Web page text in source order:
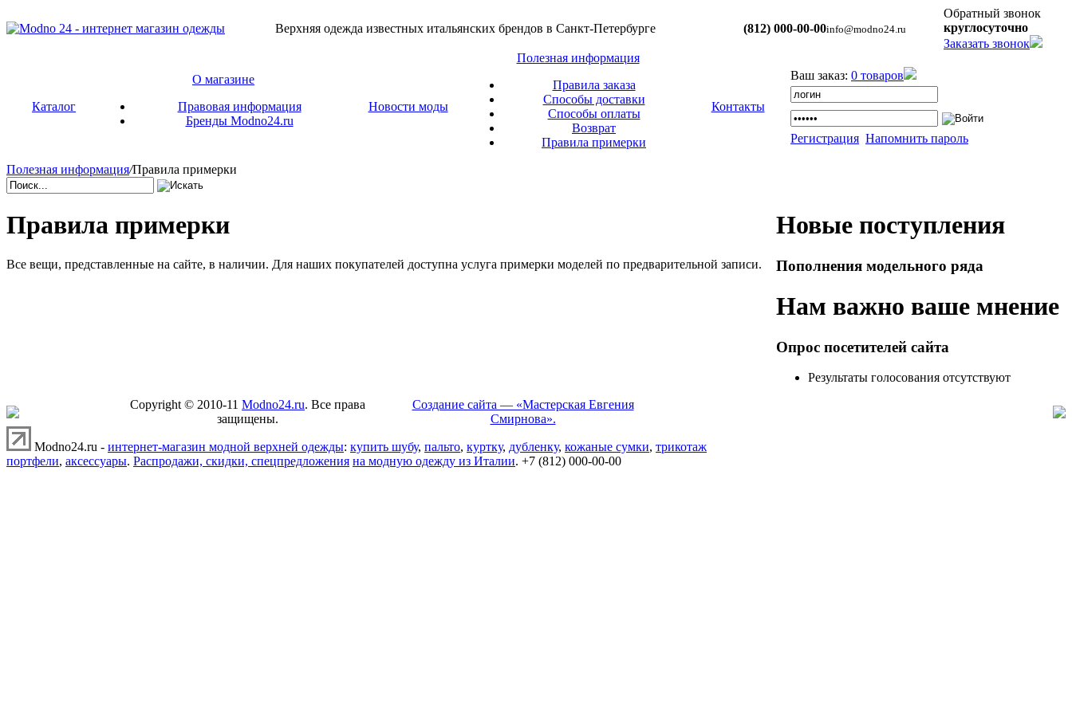
Верхняя одежда известных итальянских брендов в Санкт-Петербурге (812) 000-00-00info@modno24.ru
Обратный звонок
круглосуточно
Заказать звонок
Каталог
О магазине
Правовая информация
Бренды Modno24.ru
Новости моды
Полезная информация
Правила заказа
Способы доставки
Способы оплаты
Возврат
Правила примерки
Контакты
Ваш заказ: 0 товаров
Регистрация Напомнить пароль
Полезная информация/Правила примерки
Правила примерки
Все вещи, представленные на сайте, в наличии. Для наших покупателей доступна услуга примерки моделей по предварительной записи.
Новые поступления
Пополнения модельного ряда
Нам важно ваше мнение
Опрос посетителей сайта
Результаты голосования отсутствуют
Copyright © 2010-11 Modno24.ru. Все права
защищены.
Создание сайта — «Мастерская Евгения
Смирнова».
Modno24.ru - интернет-магазин модной верхней одежды: купить шубу, пальто, куртку, дубленку, кожаные сумки, трикотаж
портфели, аксессуары. Распродажи, скидки, спецпредложения на модную одежду из Италии. +7 (812) 000-00-00